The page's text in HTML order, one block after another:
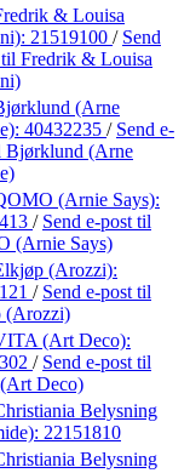
& Louisa
21519100 / Send
til Fredrik & Louisa
(Arne
40432235 / Send e-
Bjørklund (Arne
(Arnie Says):
/ Send e-post til
(Arnie Says)
(Arozzi):
/ Send e-post til
(Arozzi)
(Art Deco):
/ Send e-post til
Deco)
Belysning
22151810
Belysning